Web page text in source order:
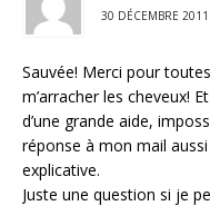
30 DÉCEMBRE
Sauvée! Merci pour
m’arracher les cheveux!
d’une grande aide,
réponse à mon mail
explicative.
Juste une question si je